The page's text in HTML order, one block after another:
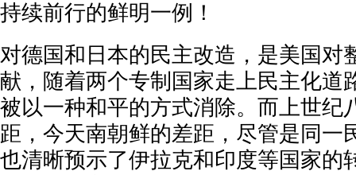
持续前行的鲜明一例！
对德国和日本的民主改造，是美国对
献，随着两个专制国家走上民主化道
被以一种和平的方式消除。而上世纪
距，今天南朝鲜的差距，尽管是同一
也清晰预示了伊拉克和印度等国家的